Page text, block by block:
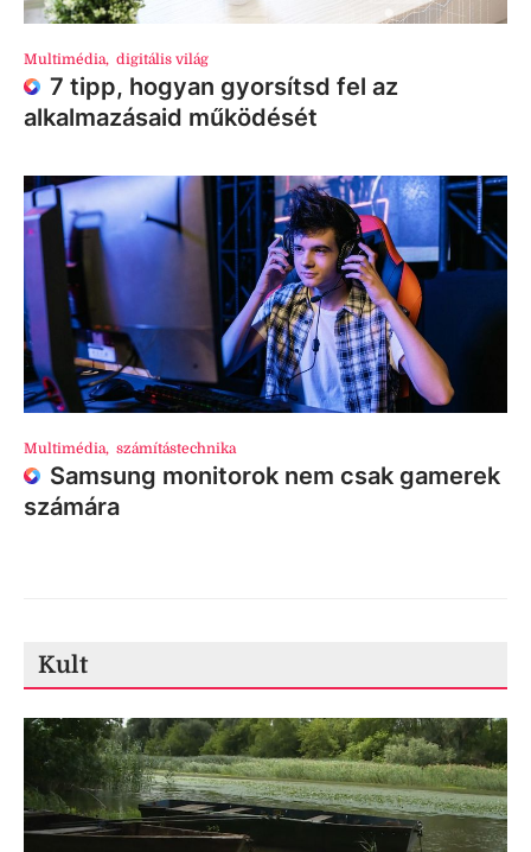
Multimédia, digitális világ
7 tipp, hogyan gyorsítsd fel az
alkalmazásaid működését
Multimédia, számítástechnika
Samsung monitorok nem csak gamerek
számára
Kult